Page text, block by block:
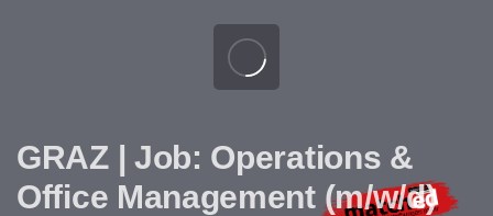
GRAZ | Job: Operations &
Office Management (m/w/d)